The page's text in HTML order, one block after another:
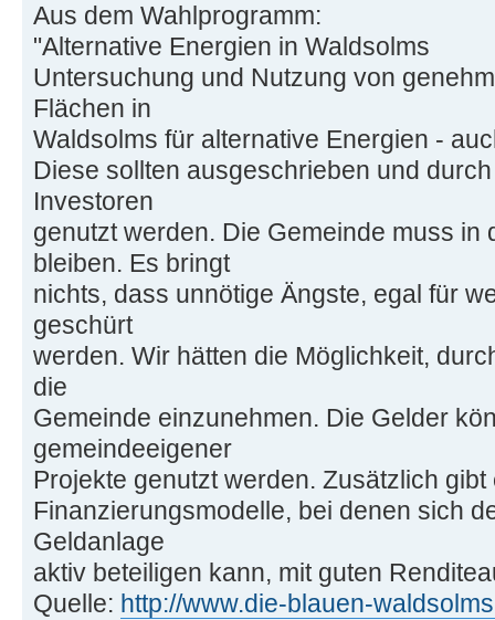
Aus dem Wahlprogramm:
"Alternative Energien in Waldsolms
Untersuchung und Nutzung von
Flächen in
Waldsolms für alternative Energien -
Diese sollten ausgeschrieben und
Investoren
genutzt werden. Die Gemeinde muss in
bleiben. Es bringt
nichts, dass unnötige Ängste, egal für
geschürt
werden. Wir hätten die Möglichkeit,
die
Gemeinde einzunehmen. Die Gelder
gemeindeeigener
Projekte genutzt werden. Zusätzlich
Finanzierungsmodelle, bei denen sich
Geldanlage
aktiv beteiligen kann, mit guten
Quelle: http://www.die-blauen-